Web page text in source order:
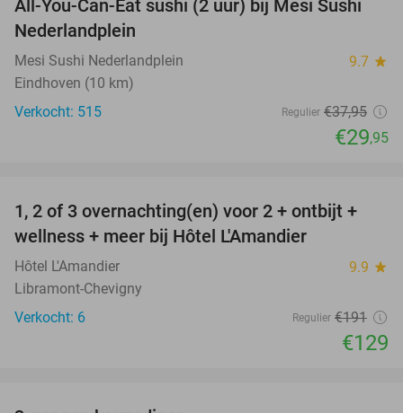
21%
All-You-Can-Eat sushi (2 uur) bij Mesi Sushi
Nederlandplein
Mesi Sushi Nederlandplein 9.7 star
Eindhoven (10 km)
Verkocht: 515
Regulier €37,95
€29,95
32%
TODAY
1, 2 of 3 overnachting(en) voor 2 + ontbijt +
wellness + meer bij Hôtel L'Amandier
Hôtel L'Amandier 9.9 star
Libramont-Chevigny
Verkocht: 6
Regulier €191
€129